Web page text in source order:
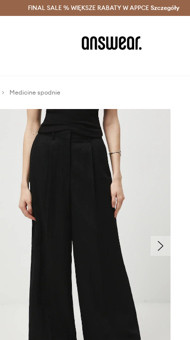
Oszczędzaj z Answear Club > Dostawa nawet w 24h >
FINAL SALE % WIĘKSZE RABATY W APPCE Szczegóły
Medicine spodnie